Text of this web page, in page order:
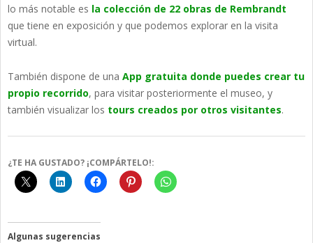
lo más notable es la colección de 22 obras de Rembrandt
que tiene en exposición y que podemos explorar en la visita
virtual.
También dispone de una App gratuita donde puedes crear tu
propio recorrido, para visitar posteriormente el museo, y
también visualizar los tours creados por otros visitantes.
¿TE HA GUSTADO? ¡COMPÁRTELO!:
Algunas sugerencias